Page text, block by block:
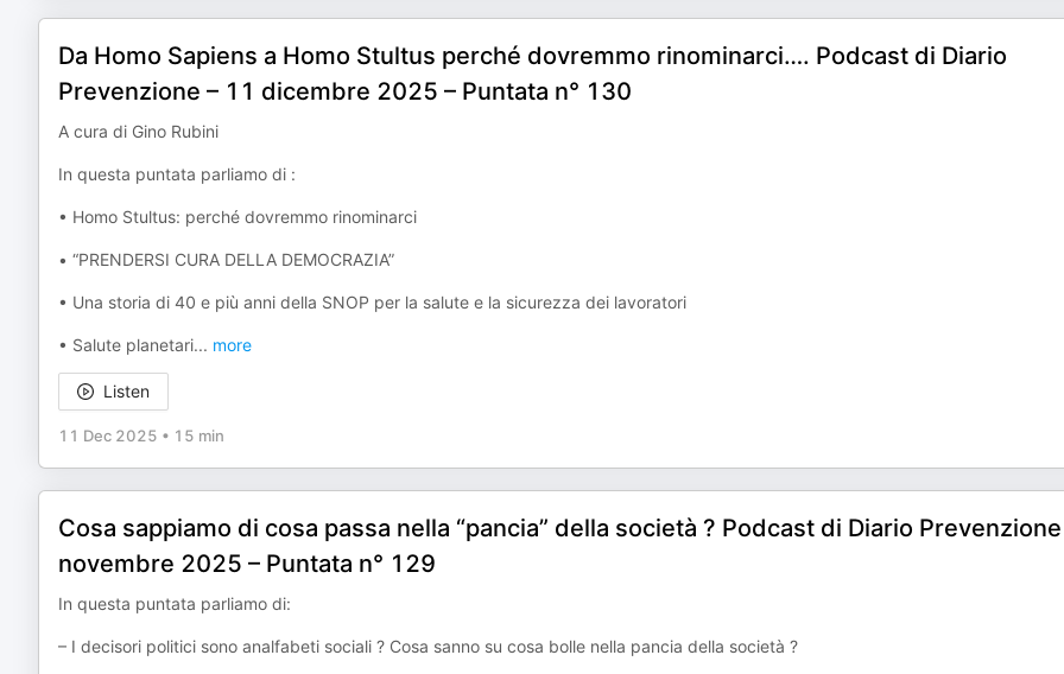
Da Homo Sapiens a Homo Stultus perché dovremmo rinominarci…. Podcast di Diario
Prevenzione – 11 dicembre 2025 – Puntata n° 130
A cura di Gino Rubini
In questa puntata parliamo di :
• Homo Stultus: perché dovremmo rinominarci
• “PRENDERSI CURA DELLA DEMOCRAZIA”
• Una storia di 40 e più anni della SNOP per la salute e la sicurezza dei lavoratori
• Salute planetari... more
Listen
11 Dec 2025 • 15 min
Cosa sappiamo di cosa passa nella “pancia” della società ? Podcast di Diario
novembre 2025 – Puntata n° 129
In questa puntata parliamo di:
– I decisori politici sono analfabeti sociali ? Cosa sanno su cosa bolle nella pancia della società ?